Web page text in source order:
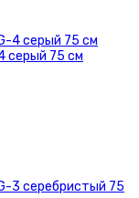
серый 75 см